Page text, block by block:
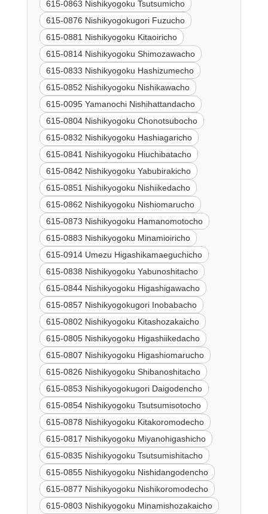
615-0863 Nishikyogoku Tsutsumicho
615-0876 Nishikyogokugori Fuzucho
615-0881 Nishikyogoku Kitaoiricho
615-0814 Nishikyogoku Shimozawacho
615-0833 Nishikyogoku Hashizumecho
615-0852 Nishikyogoku Nishikawacho
615-0095 Yamanochi Nishihattandacho
615-0804 Nishikyogoku Chonotsubocho
615-0832 Nishikyogoku Hashiagaricho
615-0841 Nishikyogoku Hiuchibatacho
615-0842 Nishikyogoku Yabubirakicho
615-0851 Nishikyogoku Nishiikedacho
615-0862 Nishikyogoku Nishiomarucho
615-0873 Nishikyogoku Hamanomotocho
615-0883 Nishikyogoku Minamioiricho
615-0914 Umezu Higashikamaeguchicho
615-0838 Nishikyogoku Yabunoshitacho
615-0844 Nishikyogoku Higashigawacho
615-0857 Nishikyogokugori Inobabacho
615-0802 Nishikyogoku Kitashozakaicho
615-0805 Nishikyogoku Higashiikedacho
615-0807 Nishikyogoku Higashiomarucho
615-0826 Nishikyogoku Shibanoshitacho
615-0853 Nishikyogokugori Daigodencho
615-0854 Nishikyogoku Tsutsumisotocho
615-0878 Nishikyogoku Kitakoromodecho
615-0817 Nishikyogoku Miyanohigashicho
615-0835 Nishikyogoku Tsutsumishitacho
615-0855 Nishikyogoku Nishidangodencho
615-0877 Nishikyogoku Nishikoromodecho
615-0803 Nishikyogoku Minamishozakaicho